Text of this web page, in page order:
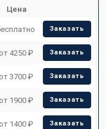
Цена
Заказать
от 4250 ₽ Заказать
от 3700 ₽ Заказать
от 1900 ₽ Заказать
от 1400 ₽ Заказать